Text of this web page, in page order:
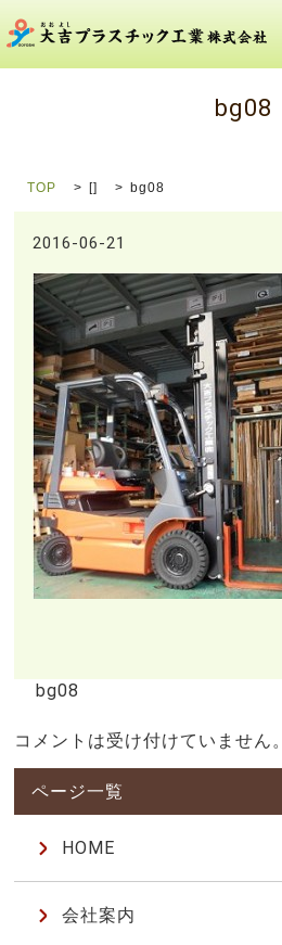
bg08
TOP [] bg08
2016-06-21
bg08
コメントは受け付けていません。
HOME
会社案内